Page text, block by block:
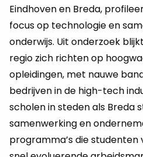
Eindhoven en Breda,
focus op technologie en
onderwijs. Uit onderzoek
regio zich richten op
opleidingen, met nauwe
bedrijven in de high-tech
scholen in steden als Breda
samenwerking en
programma’s die